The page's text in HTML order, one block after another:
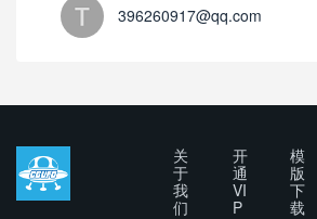
396260917@qq.com
关
于
我
们
开
通
VI
P
模
版
下
载